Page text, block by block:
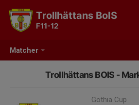
Matcher
Trollhättans BoIS
F11-12
Trollhättans BOIS -
Gothia Cup